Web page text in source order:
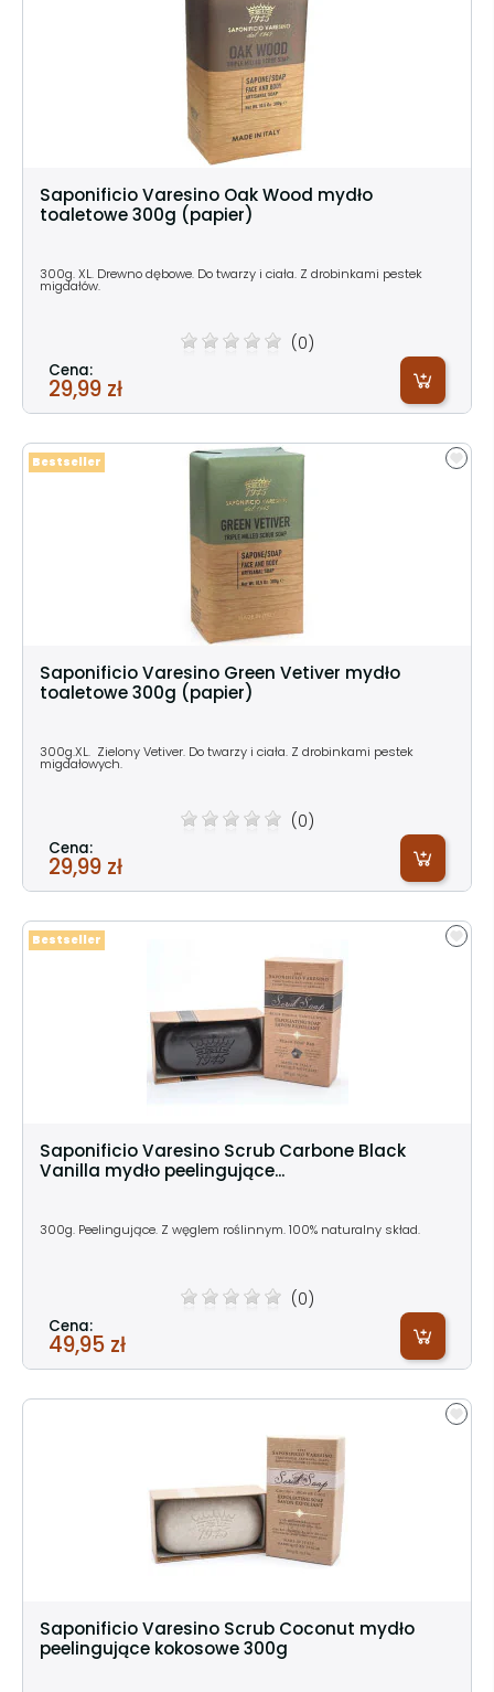
Saponificio Varesino Oak Wood mydło
toaletowe 300g (papier)
300g. XL. Drewno dębowe. Do twarzy i ciała. Z drobinkami pestek
migdałów.
(0)
Cena:
29,99 zł
Saponificio Varesino Green Vetiver mydło
toaletowe 300g (papier)
300g.XL. Zielony Vetiver. Do twarzy i ciała. Z drobinkami pestek
migdałowych.
(0)
Cena:
29,99 zł
Bestseller
Saponificio Varesino Scrub Carbone Black
Vanilla mydło peelingujące...
300g. Peelingujące. Z węglem roślinnym. 100% naturalny skład.
(0)
Cena:
49,95 zł
Bestseller
Saponificio Varesino Scrub Coconut mydło
peelingujące kokosowe 300g